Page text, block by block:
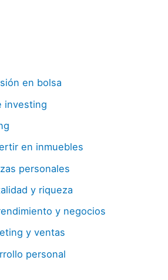
en bolsa
investing
en inmuebles
personales
y riqueza
y negocios
y ventas
personal